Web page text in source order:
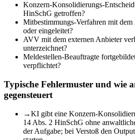
Konzern-Konsolidierungs-
HinSchG getroffen?
Mitbestimmungs-Verfahren mit
oder eingeleitet?
AVV mit dem externen Anbieter
unterzeichnet?
Meldestellen-Beauftragte
verpflichtet?
Typische Fehlermuster und wie
gegensteuert
→KI gibt eine Konzern-
14 Abs. 2 HinSchG ohne
der Aufgabe; bei Verstoß den